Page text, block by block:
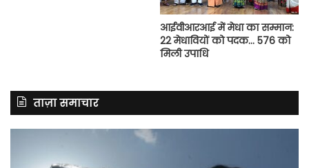
आईवीआरआई में मेधा का सम्मान:
22 मेधावियों को पदक… 576 को
मिली उपाधि
ताज़ा समाचार